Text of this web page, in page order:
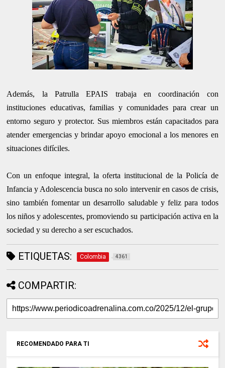
Además, la Patrulla EPAIS trabaja en coordinación con
instituciones educativas, familias y comunidades para crear un
entorno seguro y protector. Sus miembros están capacitados para
atender emergencias y brindar apoyo emocional a los menores en
situaciones difíciles.
Con un enfoque integral, la oferta institucional de la Policía de
Infancia y Adolescencia busca no solo intervenir en casos de crisis,
sino también fomentar un desarrollo saludable y feliz para todos
los niños y adolescentes, promoviendo su participación activa en la
sociedad y su derecho a ser escuchados.
ETIQUETAS: Colombia 4361
COMPARTIR:
RECOMENDADO PARA TI